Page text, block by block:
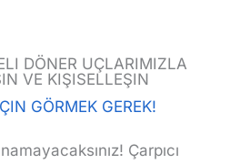
DÖNER UÇLARIMIZLA
VE KIŞISELLEŞIN
GÖRMEK GEREK!
Çarpıcı